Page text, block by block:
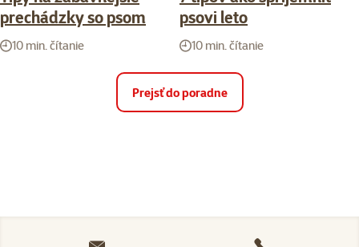
prechádzky so psom
10 min. čítanie
psovi leto
10 min. čítanie
Prejsť do poradne